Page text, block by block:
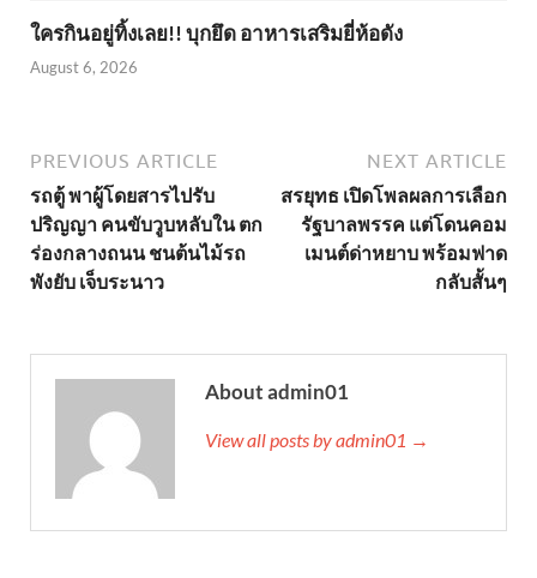
ใครกินอยู่ทิ้งเลย!! บุกยึด อาหารเสริมยี่ห้อดัง
August 6, 2026
PREVIOUS ARTICLE
รถตู้ พาผู้โดยสารไปรับ
ปริญญา คนขับวูบหลับใน ตก
ร่องกลางถนน ชนต้นไม้รถ
พังยับ เจ็บระนาว
NEXT ARTICLE
สรยุทธ เปิดโพลผลการเลือก
รัฐบาลพรรค แต่โดนคอม
เมนต์ด่าหยาบ พร้อมฟาด
กลับสั้นๆ
About admin01
View all posts by admin01 →